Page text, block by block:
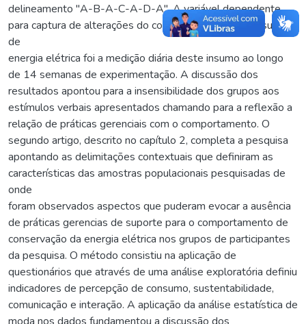
delineamento "A-B-A-C-A-D-A". A variável dependente
para captura de alterações do comportamento de consumo
de
energia elétrica foi a medição diária deste insumo ao longo
de 14 semanas de experimentação. A discussão dos
resultados apontou para a insensibilidade dos grupos aos
estímulos verbais apresentados chamando para a reflexão a
relação de práticas gerenciais com o comportamento. O
segundo artigo, descrito no capítulo 2, completa a pesquisa
apontando as delimitações contextuais que definiram as
características das amostras populacionais pesquisadas de
onde
foram observados aspectos que puderam evocar a ausência
de práticas gerencias de suporte para o comportamento de
conservação da energia elétrica nos grupos de participantes
da pesquisa. O método consistiu na aplicação de
questionários que através de uma análise exploratória definiu
indicadores de percepção de consumo, sustentabilidade,
comunicação e interação. A aplicação da análise estatística de